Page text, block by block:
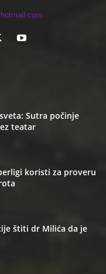
Sutra počinje
teatar
koristi za proveru
štiti dr Milića da je